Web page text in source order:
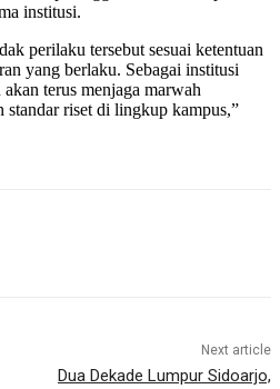
institusi.
perilaku tersebut sesuai ketentuan
yang berlaku. Sebagai institusi
terus menjaga marwah
standar riset di lingkup kampus,”
Next article
Dua Dekade Lumpur Sidoarjo,